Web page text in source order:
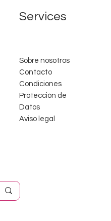
Services
Sobre nosotros
Contacto
Condiciones
Protección de
Datos
Aviso legal